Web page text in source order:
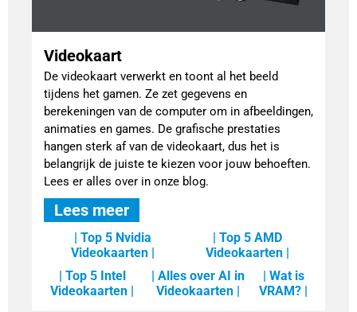
Videokaart
De videokaart verwerkt en toont al het beeld
tijdens het gamen. Ze zet gegevens en
berekeningen van de computer om in afbeeldingen,
animaties en games. De grafische prestaties
hangen sterk af van de videokaart, dus het is
belangrijk de juiste te kiezen voor jouw behoeften.
Lees er alles over in onze blog.
Lees meer
| Top 5 Nvidia
Videokaarten |
| Top 5 AMD
Videokaarten |
| Top 5 Intel
Videokaarten |
| Alles over AI in
Videokaarten |
| Wat is
VRAM? |